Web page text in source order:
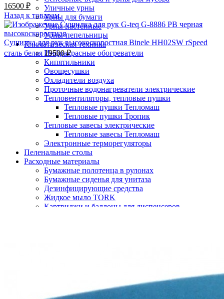
Уличные урны
Урны для бумаги
Урны настенные
Урны-пепельницы
Климатическая техника
Инфракрасные обогреватели
Кипятильники
Овощесушки
Охладители воздуха
Проточные водонагреватели электрические
Тепловентиляторы, тепловые пушки
Тепловые пушки Тепломаш
Тепловые пушки Тропик
Тепловые завесы электрические
Тепловые завесы Тепломаш
Электронные терморегуляторы
Пеленальные столы
Расходные материалы
Бумажные полотенца в рулонах
Бумажные сиденья для унитаза
Дезинфицирующие средства
Жидкое мыло TORK
Картриджи и баллоны для диспенсеров
Туалетная бумага с центральной вытяжкой
V-образные сушилки
16500 ₽
Назад к товарам
Сушилка для рук высокоскоростная Binele HH02SW rSpeed
сталь белая19500₽
-10%;процент скидки
Нажмите, чтобы увеличить